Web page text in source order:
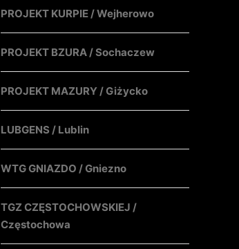
PROJEKT KURPIE / Wejherowo
PROJEKT BZURA / Sochaczew
PROJEKT MAZURY / Giżycko
LUBGENS / Lublin
WTG GNIAZDO / Gniezno
TGZ CZĘSTOCHOWSKIEJ /
Częstochowa